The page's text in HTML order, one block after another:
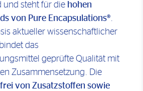
und steht für die hohen
von Pure Encapsulations®.
aktueller wissenschaftlicher
das
geprüfte Qualität mit
Zusammensetzung. Die
frei von Zusatzstoffen sowie